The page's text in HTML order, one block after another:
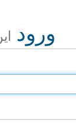
ورود